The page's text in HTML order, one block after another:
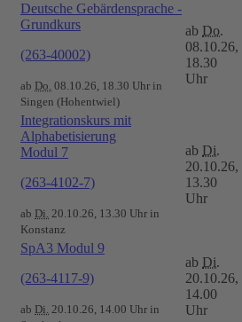
Deutsche Gebärdensprache -
Grundkurs
(263-40002)
ab Do. 08.10.26, 18.30 Uhr in
Singen (Hohentwiel)
ab Do.
08.10.26,
18.30
Uhr
Integrationskurs mit
Alphabetisierung
Modul 7
(263-4102-7)
ab Di. 20.10.26, 13.30 Uhr in
Konstanz
ab Di.
20.10.26,
13.30
Uhr
SpA3 Modul 9
(263-4117-9)
ab Di. 20.10.26, 14.00 Uhr in
ab Di.
20.10.26,
14.00
Uhr